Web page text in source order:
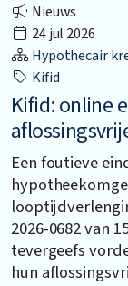
Nieuws
24 jul 2026
Hypothecair
Kifid
Kifid: online
Een foutieve
2026-0682 van
tevergeefs
hun